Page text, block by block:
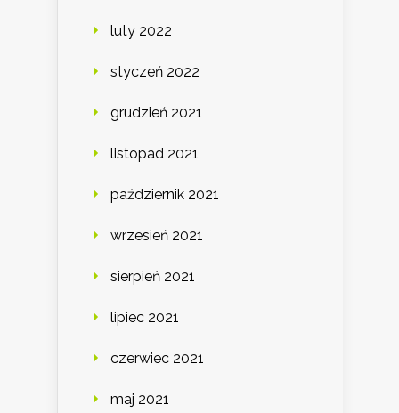
luty 2022
styczeń 2022
grudzień 2021
listopad 2021
październik 2021
wrzesień 2021
sierpień 2021
lipiec 2021
czerwiec 2021
maj 2021